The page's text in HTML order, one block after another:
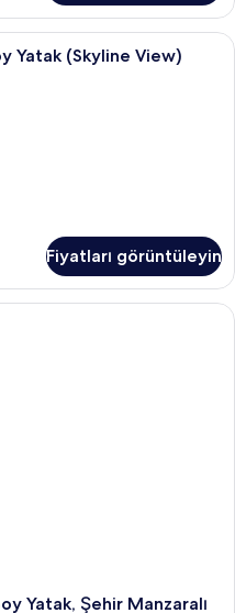
Süit, 1 En Büyük (King) Boy
Yatak (Skyline View)
Fiyatları görüntüleyin
Yatak, Şehir Manzaralı